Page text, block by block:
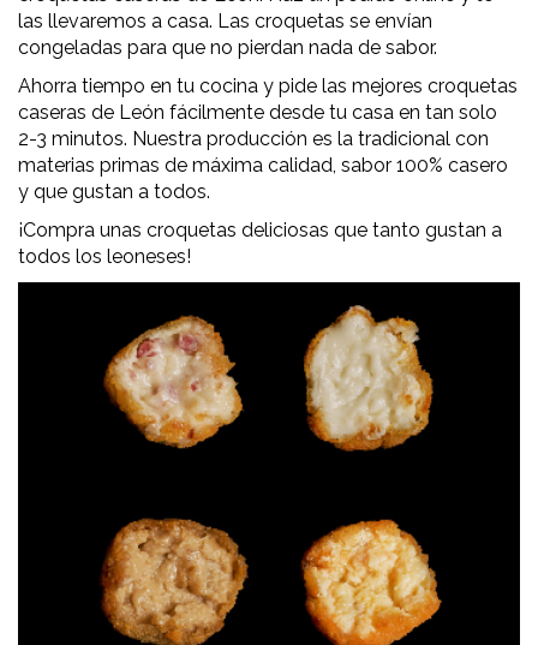
las llevaremos a casa. Las croquetas se envían
congeladas para que no pierdan nada de sabor.
Ahorra tiempo en tu cocina y pide las mejores croquetas
caseras de León fácilmente desde tu casa en tan solo
2-3 minutos. Nuestra producción es la tradicional con
materias primas de máxima calidad, sabor 100% casero
y que gustan a todos.
¡Compra unas croquetas deliciosas que tanto gustan a
todos los leoneses!